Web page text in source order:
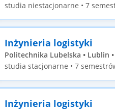
studia niestacjonarne • 7
Inżynieria logistyki
Politechnika Lubelska • Lublin
studia stacjonarne • 7
Inżynieria logistyki